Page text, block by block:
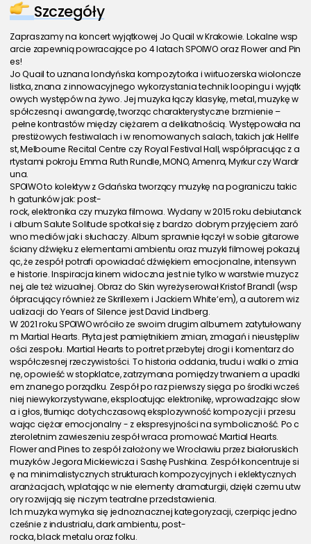
Szczegóły
Zapraszamy na koncert wyjątkowej Jo Quail w Krakowie. Lokalne wsp
arcie zapewnią powracające po 4 latach SPOIWO oraz Flower and Pin
es!
Jo Quail to uznana londyńska kompozytorka i wirtuozerska wioloncze
listka, znana z innowacyjnego wykorzystania technik loopingu i wyjątk
owych występów na żywo. Jej muzyka łączy klasykę, metal, muzykę w
spółczesną i awangardę, tworząc charakterystyczne brzmienie –
pełne kontrastów między ciężarem a delikatnością. Występowała na
prestiżowych festiwalach i w renomowanych salach, takich jak Hellfe
st, Melbourne Recital Centre czy Royal Festival Hall, współpracując z a
rtystami pokroju Emma Ruth Rundle, MONO, Amenra, Myrkur czy Wardr
una.
SPOIWO to kolektyw z Gdańska tworzący muzykę na pograniczu takic
h gatunków jak: post-
rock, elektronika czy muzyka filmowa. Wydany w 2015 roku debiutanck
i album Salute Solitude spotkał się z bardzo dobrym przyjęciem zaró
wno mediów jak i słuchaczy. Album sprawnie łączył w sobie gitarowe
ściany dźwięku z elementami ambientu oraz muzyki filmowej pokazuj
ąc, że zespół potrafi opowiadać dźwiękiem emocjonalne, intensywn
e historie. Inspiracja kinem widoczna jest nie tylko w warstwie muzycz
nej, ale też wizualnej. Obraz do Skin wyreżyserował Kristof Brandl (wsp
ółpracujący również ze Skrillexem i Jackiem White‘em), a autorem wiz
ualizacji do Years of Silence jest David Lindberg.
W 2021 roku SPOIWO wróciło ze swoim drugim albumem zatytułowany
m Martial Hearts. Płyta jest pamiętnikiem zmian, zmagań i nieustępliw
ości zespołu. Martial Hearts to portret przebytej drogi i komentarz do
współczesnej rzeczywistości. To historia oddania, trudu i walki o zmia
nę, opowieść w stopklatce, zatrzymana pomiędzy trwaniem a upadki
em znanego porządku. Zespół po raz pierwszy sięga po środki wcześ
niej niewykorzystywane, eksploatując elektronikę, wprowadzając słow
a i głos, tłumiąc dotychczasową eksplozywność kompozycji i przesu
wając ciężar emocjonalny - z ekspresyjności na symboliczność. Po c
zteroletnim zawieszeniu zespół wraca promować Martial Hearts.
Flower and Pines to zespół założony we Wrocławiu przez białoruskich
muzyków Jegora Mickiewicza i Sashę Pushkina. Zespół koncentruje si
ę na minimalistycznych strukturach kompozycyjnych i eklektycznych
aranżacjach, wplatając w nie elementy dramaturgii, dzięki czemu utw
ory rozwijają się niczym teatralne przedstawienia.
Ich muzyka wymyka się jednoznacznej kategoryzacji, czerpiąc jedno
cześnie z industrialu, dark ambientu, post-
rocka, black metalu oraz folku.